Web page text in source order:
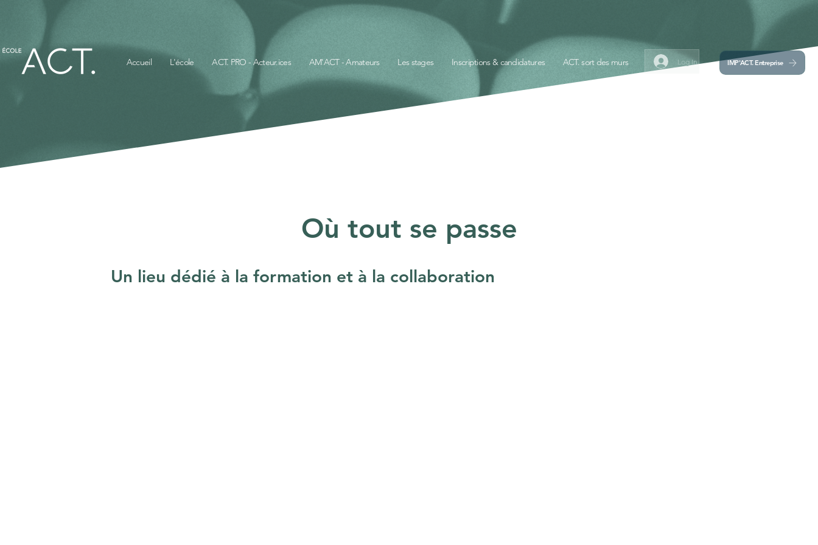
Accueil L'école ACT. PRO - Acteur.ices AM'ACT - Amateurs Les stages Inscriptions & candidatures ACT. sort des murs Log In IMP'ACT. Entreprise
Où tout se passe
Un lieu dédié à la formation et à la collaboration